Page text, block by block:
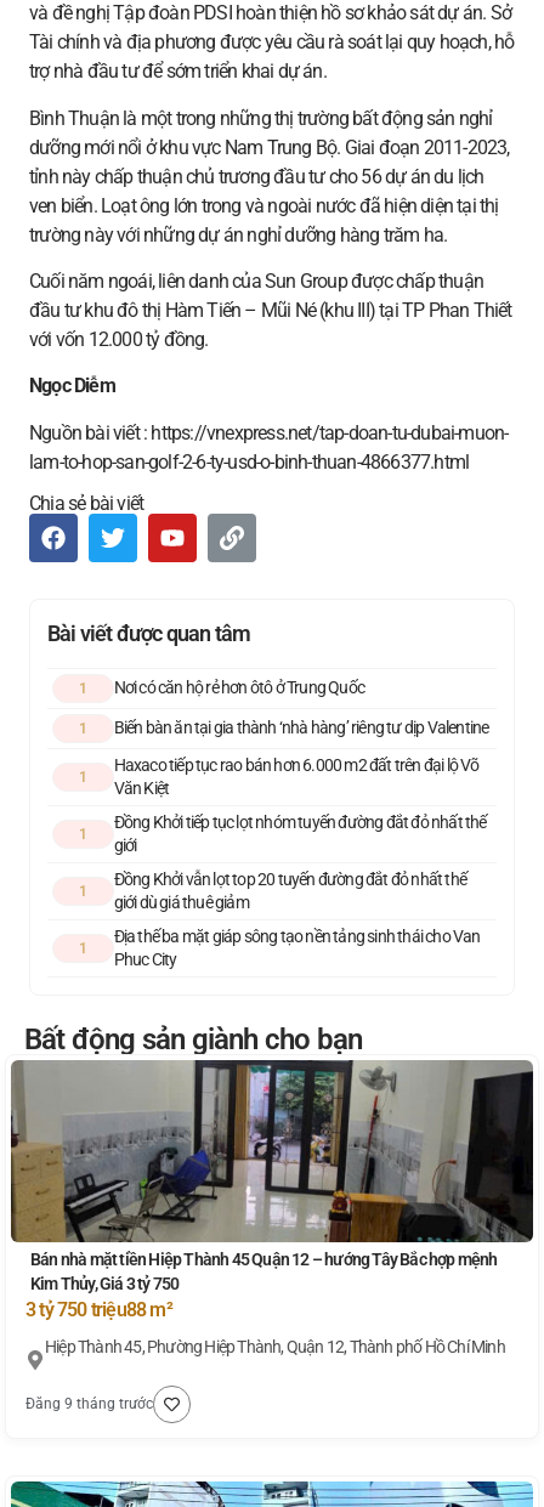
và đề nghị Tập đoàn PDSI hoàn thiện hồ sơ khảo sát dự án. Sở
Tài chính và địa phương được yêu cầu rà soát lại quy hoạch, hỗ
trợ nhà đầu tư để sớm triển khai dự án.
Bình Thuận là một trong những thị trường bất động sản nghỉ
dưỡng mới nổi ở khu vực Nam Trung Bộ. Giai đoạn 2011-2023,
tỉnh này chấp thuận chủ trương đầu tư cho 56 dự án du lịch
ven biển. Loạt ông lớn trong và ngoài nước đã hiện diện tại thị
trường này với những dự án nghỉ dưỡng hàng trăm ha.
Cuối năm ngoái, liên danh của Sun Group được chấp thuận
đầu tư khu đô thị Hàm Tiến – Mũi Né (khu III) tại TP Phan Thiết
với vốn 12.000 tỷ đồng.
Ngọc Diễm
Nguồn bài viết : https://vnexpress.net/tap-doan-tu-dubai-muon-
lam-to-hop-san-golf-2-6-ty-usd-o-binh-thuan-4866377.html
Chia sẻ bài viết
Bài viết được quan tâm
1 Nơi có căn hộ rẻ hơn ôtô ở Trung Quốc
1 Biến bàn ăn tại gia thành ‘nhà hàng’ riêng tư dịp Valentine
1
Haxaco tiếp tục rao bán hơn 6.000 m2 đất trên đại lộ Võ
Văn Kiệt
1
Đồng Khởi tiếp tục lọt nhóm tuyến đường đắt đỏ nhất thế
giới
1
Đồng Khởi vẫn lọt top 20 tuyến đường đắt đỏ nhất thế
giới dù giá thuê giảm
1
Địa thế ba mặt giáp sông tạo nền tảng sinh thái cho Van
Phuc City
Bất động sản giành cho bạn
Bán nhà mặt tiền Hiệp Thành 45 Quận 12 – hướng Tây Bắc hợp mệnh
Kim Thủy, Giá 3 tỷ 750
3 tỷ 750 triệu88 m²
Hiệp Thành 45, Phường Hiệp Thành, Quận 12, Thành phố Hồ Chí Minh
Đăng 9 tháng trước